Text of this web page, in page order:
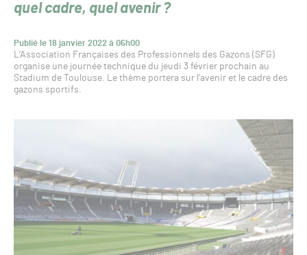
quel cadre, quel avenir ?
Publié le 18 janvier 2022 à 06h00
L’Association Françaises des Professionnels des Gazons (SFG)
organise une journée technique du jeudi 3 février prochain au
Stadium de Toulouse. Le thème portera sur l’avenir et le cadre des
gazons sportifs.